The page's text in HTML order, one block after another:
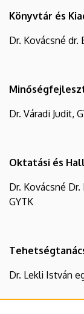
Könyvtár és
Dr. Kovácsné dr.
Dr. Váradi Judit,
Oktatási és
Dr. Kovácsné
GYTK
Dr. Lekli István